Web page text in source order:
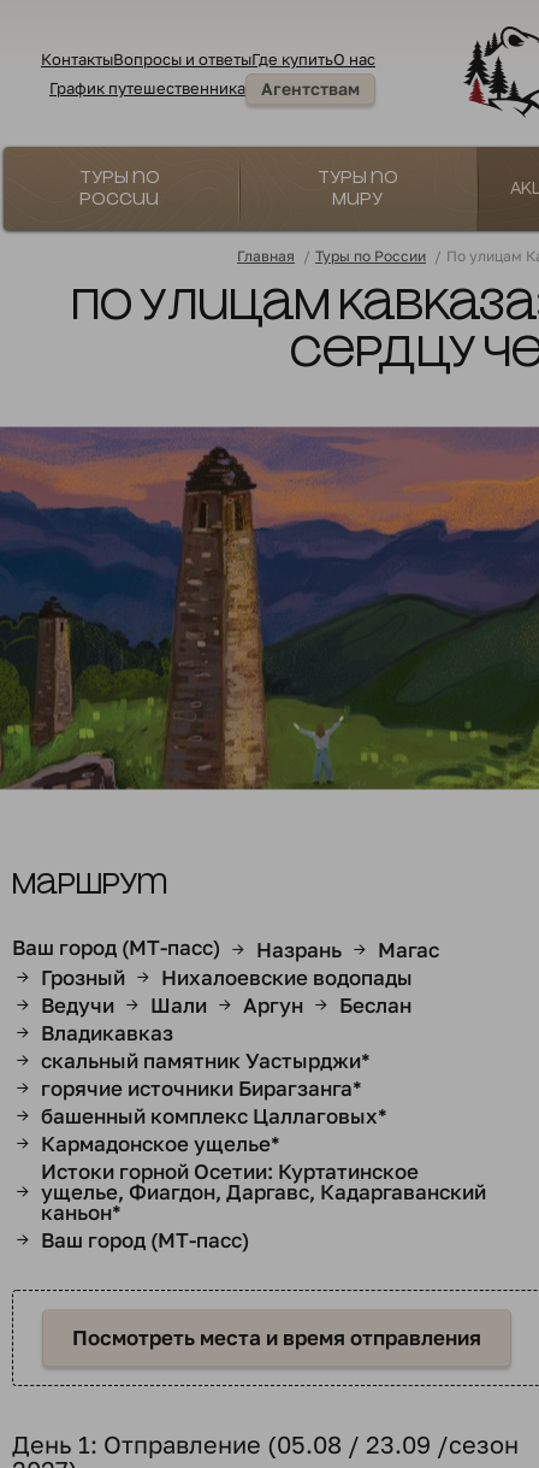
КонтактыВопросы и ответыГде купитьО нас
График путешественника
Агентствам
Туры по
России
Туры по
миру
Главная / Туры по России / По улицам
По улицам
Сердцу
Маршрут
Ваш город (МТ-пасс) → Назрань → Магас
→ Грозный → Нихалоевские водопады
→ Ведучи → Шали → Аргун → Беслан
→ Владикавказ
→ скальный памятник Уастырджи*
→ горячие источники Бирагзанга*
→ башенный комплекс Цаллаговых*
→ Кармадонское ущелье*
→
Истоки горной Осетии: Куртатинское
ущелье, Фиагдон, Даргавс, Кадаргаванский
каньон*
→ Ваш город (МТ-пасс)
Посмотреть места и время отправления
День 1: Отправление (05.08 / 23.09 /сезон